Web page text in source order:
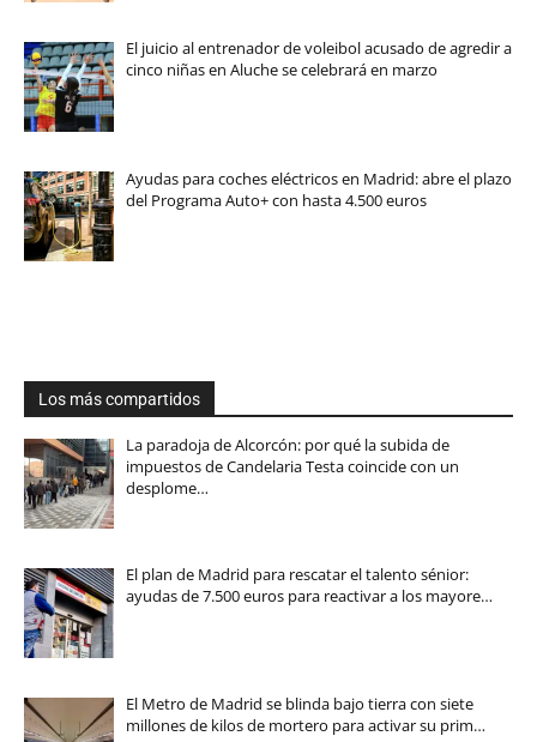
El juicio al entrenador de voleibol acusado de agredir a
cinco niñas en Aluche se celebrará en marzo
Ayudas para coches eléctricos en Madrid: abre el plazo
del Programa Auto+ con hasta 4.500 euros
Los más compartidos
La paradoja de Alcorcón: por qué la subida de
impuestos de Candelaria Testa coincide con un
desplome…
El plan de Madrid para rescatar el talento sénior:
ayudas de 7.500 euros para reactivar a los mayore…
El Metro de Madrid se blinda bajo tierra con siete
millones de kilos de mortero para activar su prim…